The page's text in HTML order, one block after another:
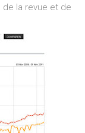
de la revue et de